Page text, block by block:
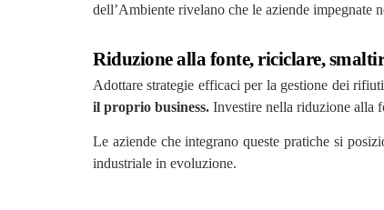
dell’Ambiente rivelano che le aziende impegnate
Riduzione alla fonte, riciclare,
Adottare strategie efficaci per la gestione dei
il proprio business. Investire nella riduzione alla
Le aziende che integrano queste pratiche si
industriale in evoluzione.